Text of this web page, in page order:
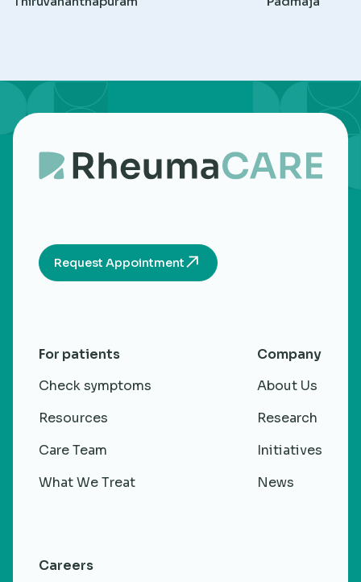
Request Appointment
For patients
Check symptoms
Resources
Care Team
What We Treat
Company
About Us
Research
Initiatives
News
Careers